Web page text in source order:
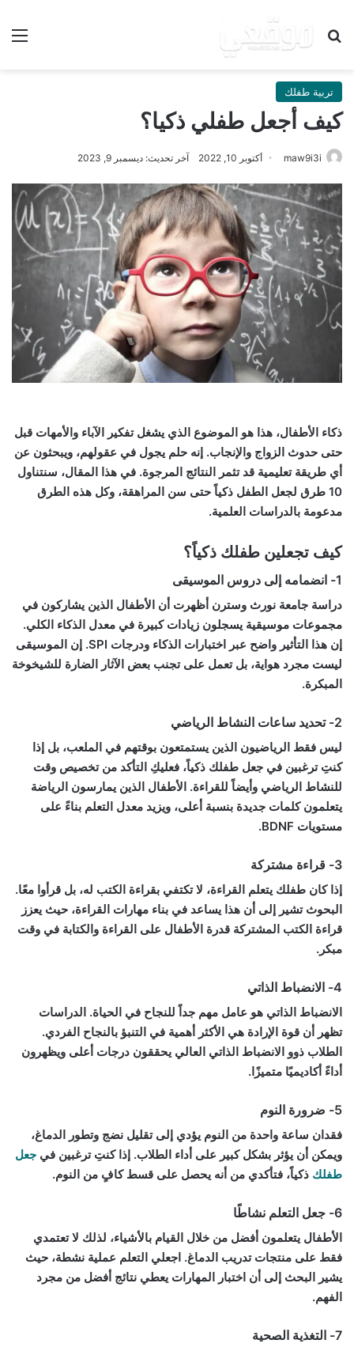
بحث عن
تربية طفلك
كيف أجعل طفلي ذكيا؟
maw9i3i أكتوبر 10, 2022 آخر تحديث: ديسمبر 9, 2023
ذكاء الأطفال، هذا هو الموضوع الذي يشغل تفكير الآباء والأمهات قبل
حتى حدوث الزواج والإنجاب. إنه حلم يجول في عقولهم، ويبحثون عن
أي طريقة تعليمية قد تثمر النتائج المرجوة. في هذا المقال، سنتناول
10 طرق لجعل الطفل ذكياً حتى سن المراهقة، وكل هذه الطرق
مدعومة بالدراسات العلمية.
كيف تجعلين طفلك ذكياً؟
1- انضمامه إلى دروس الموسيقى
دراسة جامعة نورث وسترن أظهرت أن الأطفال الذين يشاركون في
مجموعات موسيقية يسجلون زيادات كبيرة في معدل الذكاء الكلي.
إن هذا التأثير واضح عبر اختبارات الذكاء ودرجات SPI. إن الموسيقى
ليست مجرد هواية، بل تعمل على تجنب بعض الآثار الضارة للشيخوخة
المبكرة.
2- تحديد ساعات النشاط الرياضي
ليس فقط الرياضيون الذين يستمتعون بوقتهم في الملعب، بل إذا
كنتِ ترغبين في جعل طفلك ذكياً، فعليكِ التأكد من تخصيص وقت
للنشاط الرياضي وأيضاً للقراءة. الأطفال الذين يمارسون الرياضة
يتعلمون كلمات جديدة بنسبة أعلى، ويزيد معدل التعلم بناءً على
مستويات BDNF.
3- قراءة مشتركة
إذا كان طفلك يتعلم القراءة، لا تكتفي بقراءة الكتب له، بل قرأوا معًا.
البحوث تشير إلى أن هذا يساعد في بناء مهارات القراءة، حيث يعزز
قراءة الكتب المشتركة قدرة الأطفال على القراءة والكتابة في وقت
مبكر.
4- الانضباط الذاتي
الانضباط الذاتي هو عامل مهم جداً للنجاح في الحياة. الدراسات
تظهر أن قوة الإرادة هي الأكثر أهمية في التنبؤ بالنجاح الفردي.
الطلاب ذوو الانضباط الذاتي العالي يحققون درجات أعلى ويظهرون
أداءً أكاديميًا متميزًا.
5- ضرورة النوم
فقدان ساعة واحدة من النوم يؤدي إلى تقليل نضج وتطور الدماغ،
ويمكن أن يؤثر بشكل كبير على أداء الطلاب. إذا كنتِ ترغبين في جعل
طفلك ذكياً، فتأكدي من أنه يحصل على قسط كافٍ من النوم.
6- جعل التعلم نشاطًا
الأطفال يتعلمون أفضل من خلال القيام بالأشياء، لذلك لا تعتمدي
فقط على منتجات تدريب الدماغ. اجعلي التعلم عملية نشطة، حيث
يشير البحث إلى أن اختبار المهارات يعطي نتائج أفضل من مجرد
الفهم.
7- التغذية الصحية